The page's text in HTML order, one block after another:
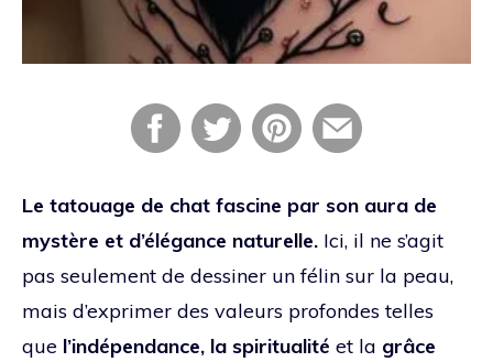
Le tatouage de chat fascine par son aura de
mystère et d’élégance naturelle. Ici, il ne s’agit
pas seulement de dessiner un félin sur la peau,
mais d’exprimer des valeurs profondes telles
que l’indépendance, la spiritualité et la grâce